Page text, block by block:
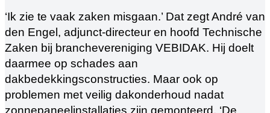
‘Ik zie te vaak zaken misgaan.’ Dat zegt André van
den Engel, adjunct-directeur en hoofd Technische
Zaken bij branchevereniging VEBIDAK. Hij doelt
daarmee op schades aan
dakbedekkingsconstructies. Maar ook op
problemen met veilig dakonderhoud nadat
zonnepaneelinstallaties zijn gemonteerd. ‘De